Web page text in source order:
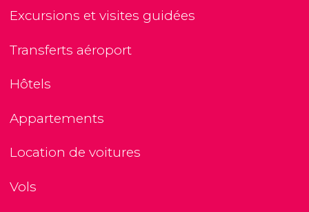
Excursions et visites guidées
Transferts aéroport
Hôtels
Appartements
Location de voitures
Vols